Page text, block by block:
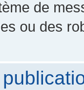
de
ou des